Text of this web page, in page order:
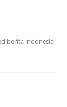
berita indonesia